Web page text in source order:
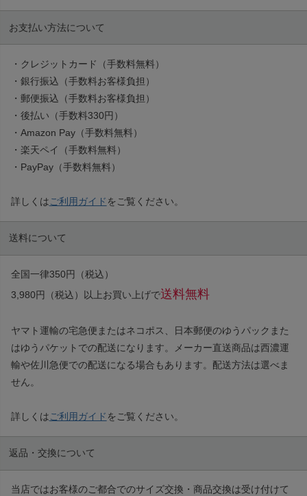
お支払い方法について
・クレジットカード（手数料無料）
・銀行振込（手数料お客様負担）
・郵便振込（手数料お客様負担）
・後払い（手数料330円）
・Amazon Pay（手数料無料）
・楽天ペイ（手数料無料）
・PayPay（手数料無料）
詳しくは ご利用ガイド をご覧ください。
送料について
全国一律350円（税込）
3,980円（税込）以上お買い上げで送料無料
ヤマト運輸の宅急便またはネコポス、日本郵便のゆうパックまた
はゆうパケットでの配送になります。メーカー直送商品は西濃運
輸や佐川急便での配送になる場合もあります。配送方法は選べま
せん。
詳しくはご利用ガイド をご覧ください。
返品・交換について
当店ではお客様のご都合でのサイズ交換・商品交換は受け付けて